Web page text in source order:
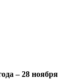
– 28 ноября